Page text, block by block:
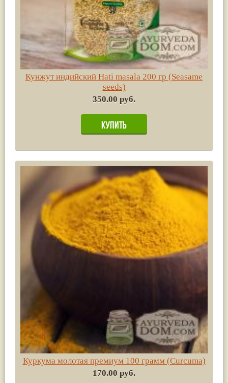
Кунжут индийский Hati masala 200 гр (Seasame
seeds)
350.00 руб.
Куркума молотая премиум 100 грамм (Сurсuma)
170.00 руб.